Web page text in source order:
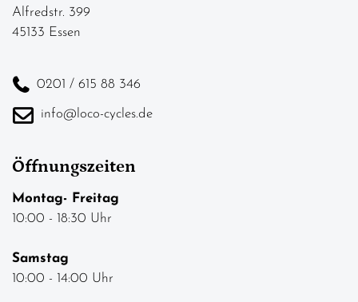
Alfredstr. 399
45133 Essen
0201 / 615 88 346
info@loco-cycles.de
Öffnungszeiten
Montag- Freitag
10:00 - 18:30 Uhr
Samstag
10:00 - 14:00 Uhr